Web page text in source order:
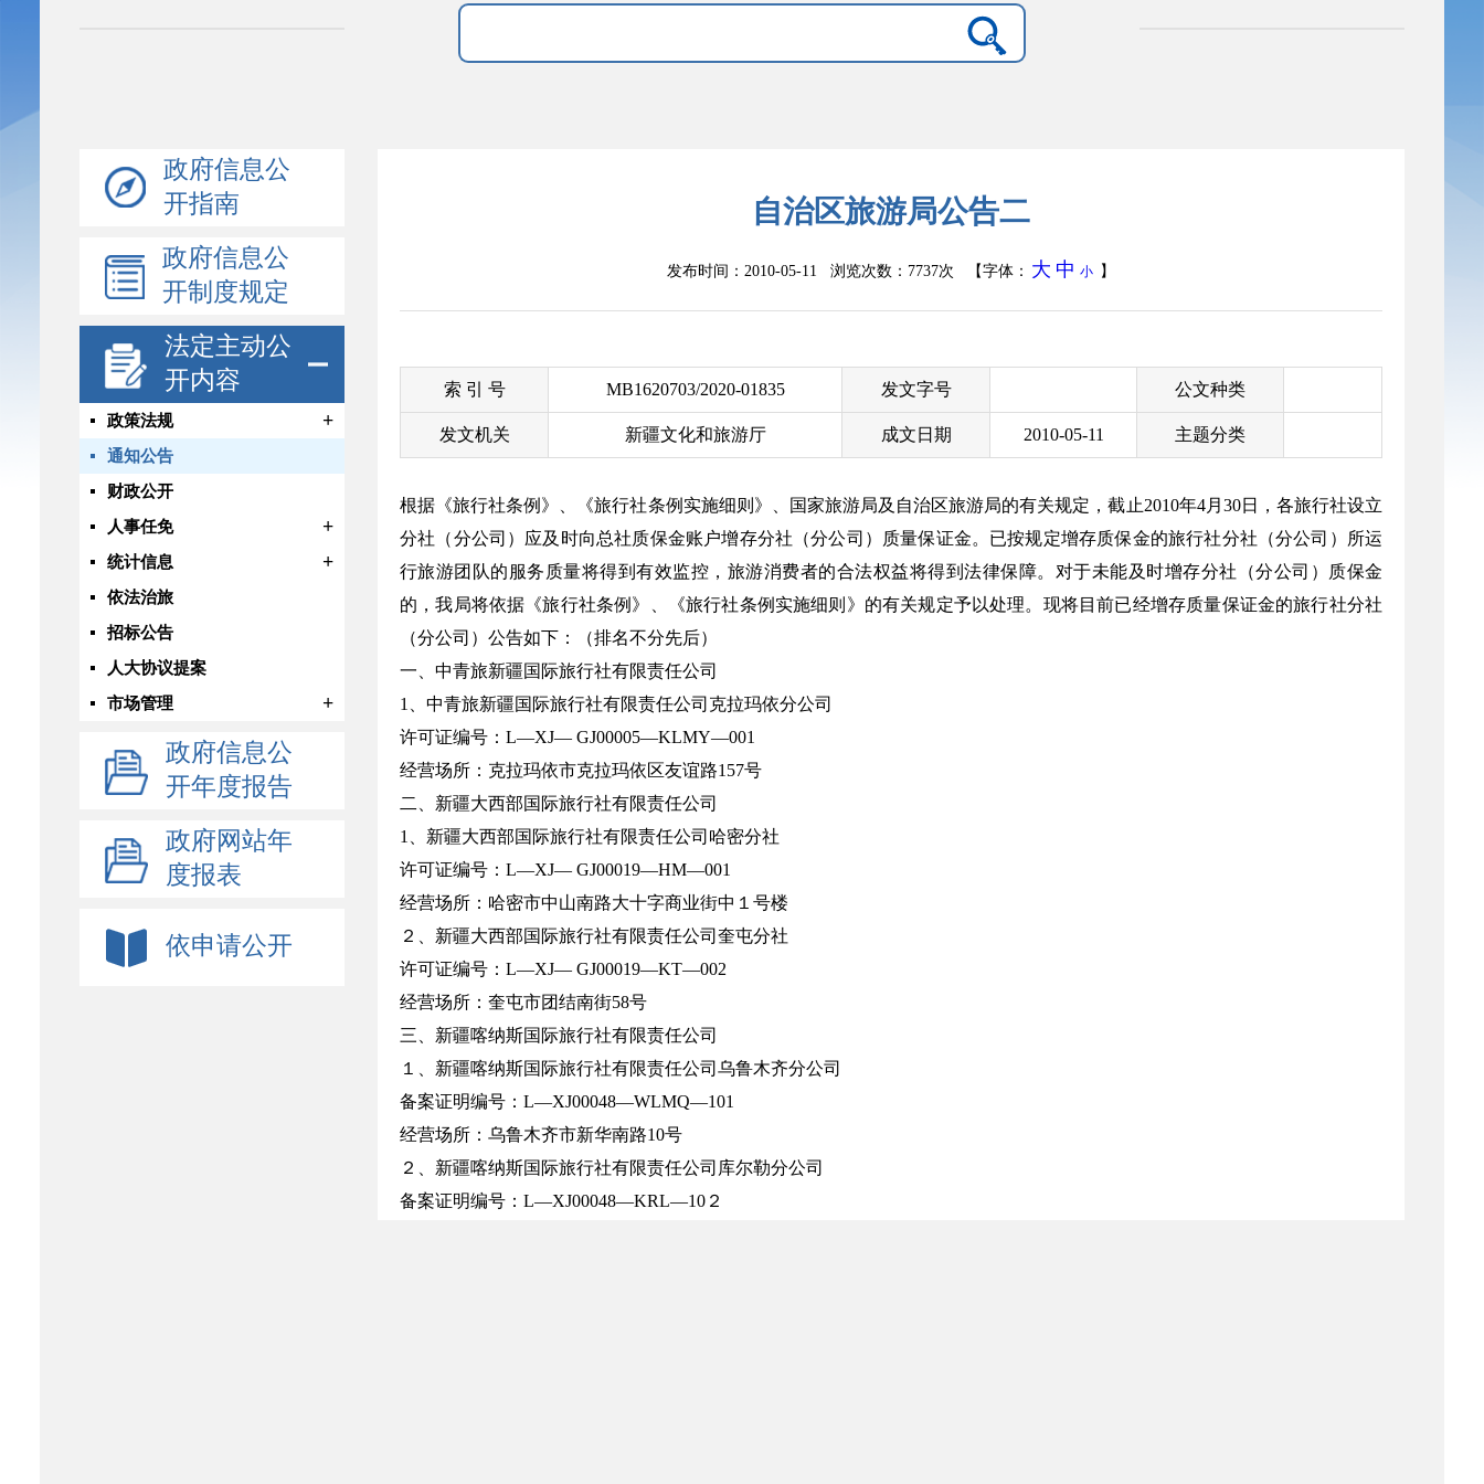
政府信息公
开指南
政府信息公
开制度规定
法定主动公
开内容
政策法规 +
通知公告
财政公开
人事任免
+
统计信息 +
依法治旅
招标公告
人大协议提案
市场管理
+
政府信息公
开年度报告
政府网站年
度报表
依申请公开
自治区旅游局公告二
发布时间：2010-05-11 浏览次数： 7737次 【字体： 大 中 小 】
索 引 号 MB1620703/2020-01835 发文字号 公文种类
发文机关 新疆文化和旅游厅 成文日期 2010-05-11 主题分类
根据《旅行社条例》、《旅行社条例实施细则》、国家旅游局及自治区旅游局的有关规定，截止2010年4月30日，各旅行社设立
分社（分公司）应及时向总社质保金账户增存分社（分公司）质量保证金。已按规定增存质保金的旅行社分社（分公司）所运
行旅游团队的服务质量将得到有效监控，旅游消费者的合法权益将得到法律保障。对于未能及时增存分社（分公司）质保金
的，我局将依据《旅行社条例》、《旅行社条例实施细则》的有关规定予以处理。现将目前已经增存质量保证金的旅行社分社
（分公司）公告如下：（排名不分先后）
一、中青旅新疆国际旅行社有限责任公司
1、中青旅新疆国际旅行社有限责任公司克拉玛依分公司
许可证编号：L—XJ— GJ00005—KLMY—001
经营场所：克拉玛依市克拉玛依区友谊路157号
二、新疆大西部国际旅行社有限责任公司
1、新疆大西部国际旅行社有限责任公司哈密分社
许可证编号：L—XJ— GJ00019—HM—001
经营场所：哈密市中山南路大十字商业街中１号楼
２、新疆大西部国际旅行社有限责任公司奎屯分社
许可证编号：L—XJ— GJ00019—KT—002
经营场所：奎屯市团结南街58号
三、新疆喀纳斯国际旅行社有限责任公司
１、新疆喀纳斯国际旅行社有限责任公司乌鲁木齐分公司
备案证明编号：L—XJ00048—WLMQ—101
经营场所：乌鲁木齐市新华南路10号
２、新疆喀纳斯国际旅行社有限责任公司库尔勒分公司
备案证明编号：L—XJ00048—KRL—10２